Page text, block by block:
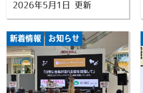
「100万人のクラシ
ックライブ」第2回
ミニライブのお知ら
せ
2026年5月1日 更新
新着情報 お知らせ